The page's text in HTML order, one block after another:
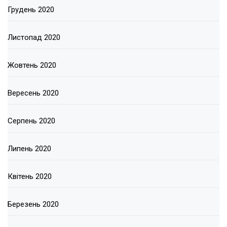
Грудень 2020
Листопад 2020
Жовтень 2020
Вересень 2020
Серпень 2020
Липень 2020
Квітень 2020
Березень 2020